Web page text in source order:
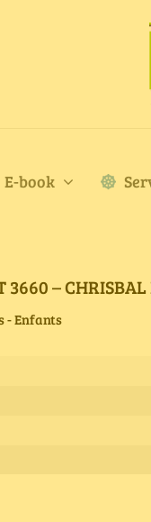
E-book
3660 – CHRISBAL
- Enfants